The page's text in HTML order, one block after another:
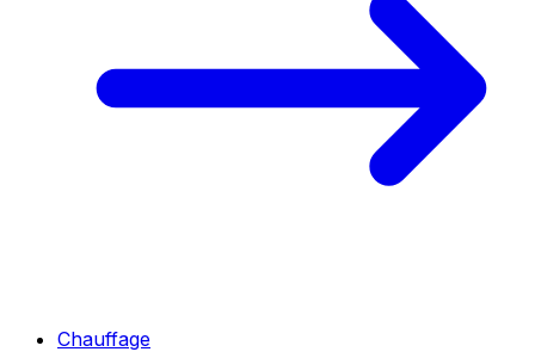
Chauffage